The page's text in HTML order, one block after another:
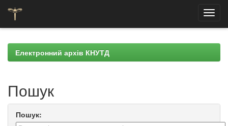
navigationЕлектронний архів КНУТД
Пошук
Пошук: